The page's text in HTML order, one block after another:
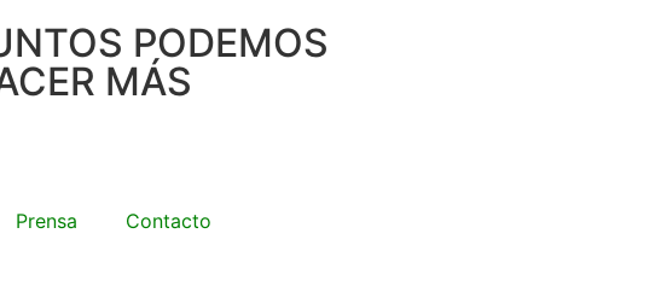
PODEMOS
MÁS
Prensa Contacto